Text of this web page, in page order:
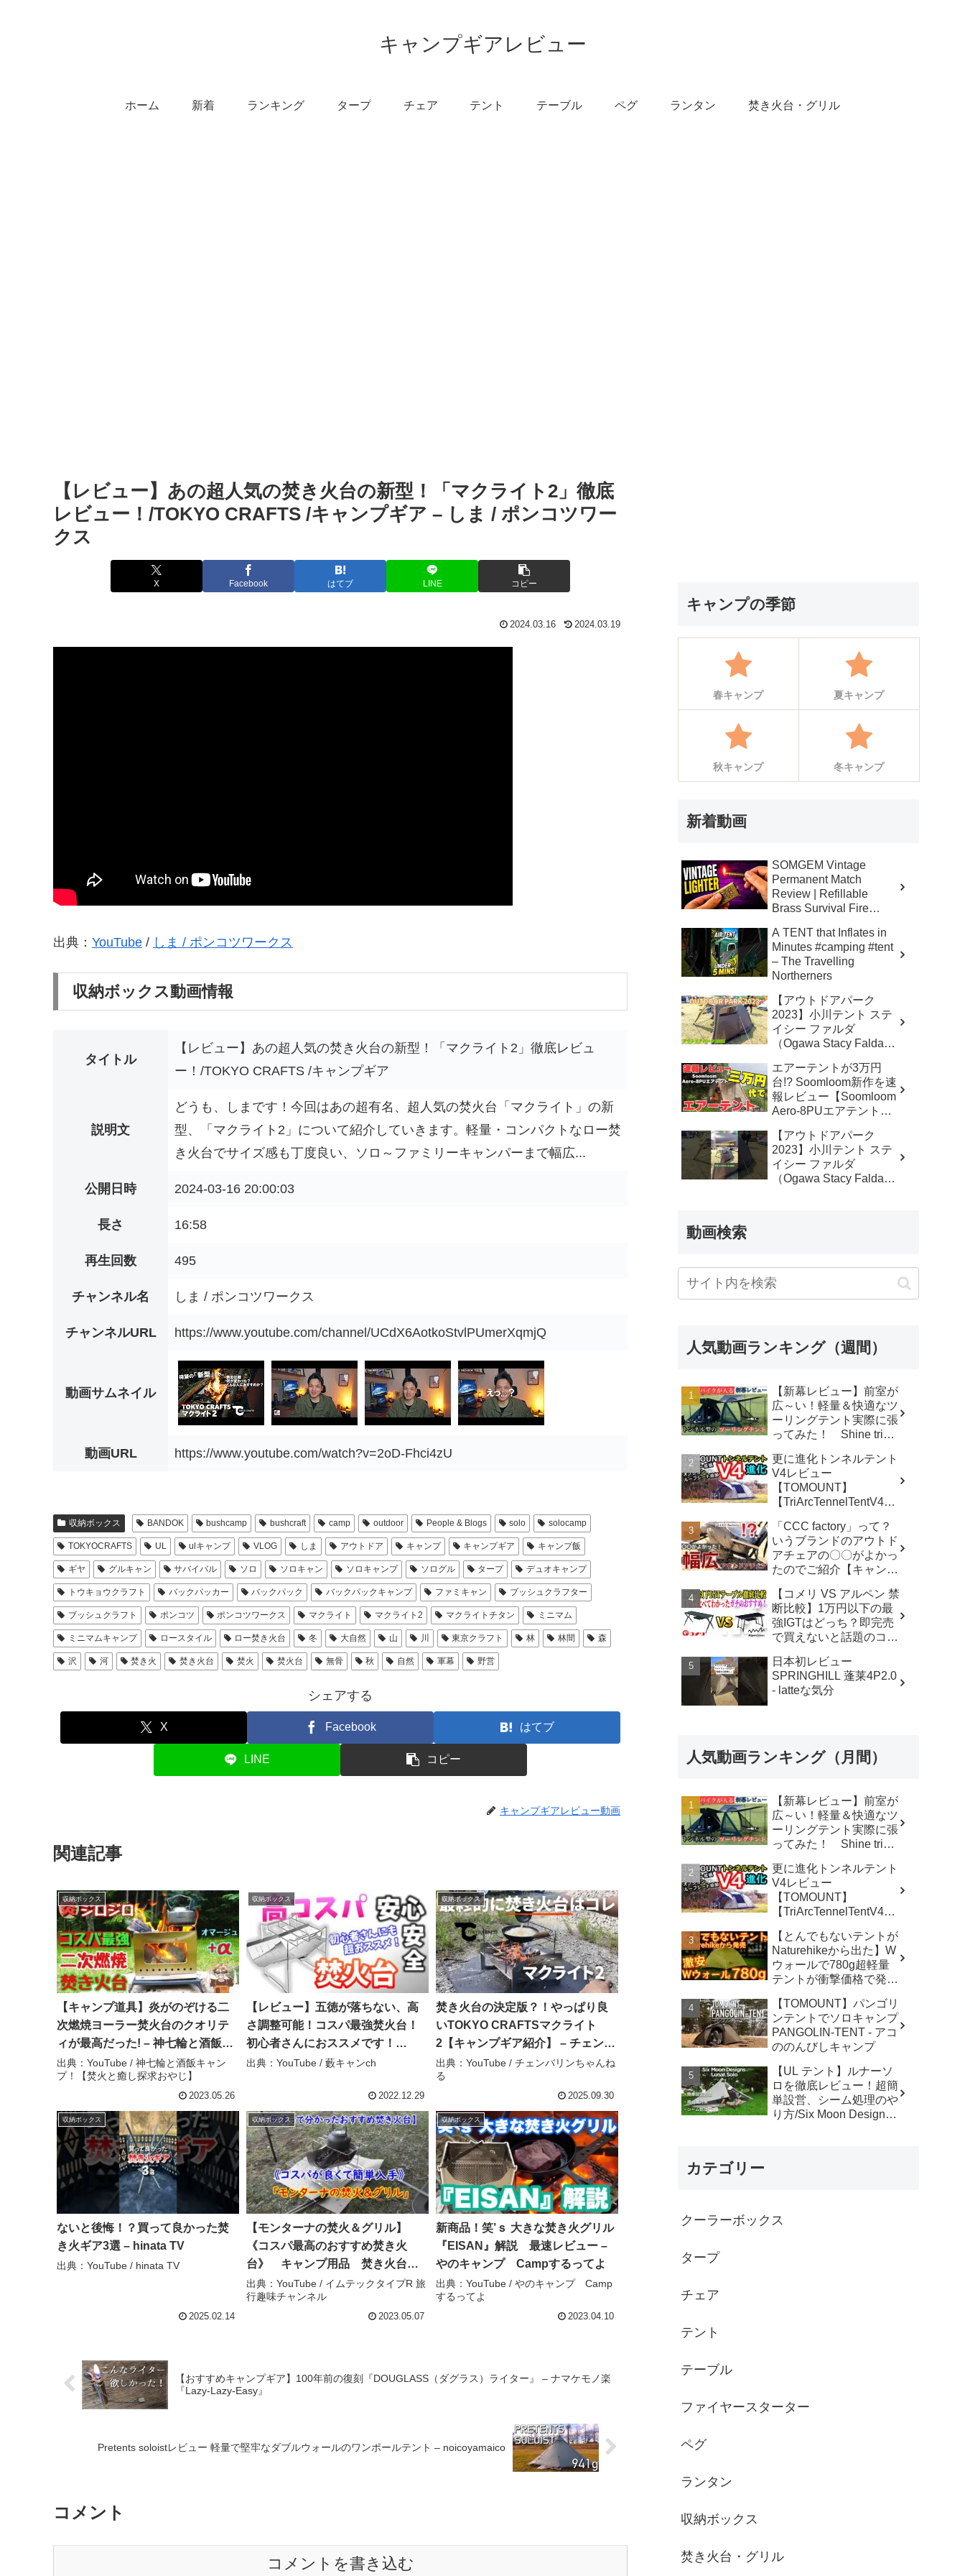
キャンプギアレビュー
ホーム 新着 ランキング タープ チェア テント テーブル ペグ ランタン 焚き火台・グリル
【レビュー】あの超人気の焚き火台の新型！「マクライト2」徹底
レビュー！/TOKYO CRAFTS /キャンプギア – しま / ポンコツワー
クス
X Facebook はてブ LINE コピー
2024.03.16 2024.03.19
出典： YouTube / しま / ポンコツワークス
収納ボックス動画情報
タイトル
【レビュー】あの超人気の焚き火台の新型！「マクライト2」徹底レビュ
ー！/TOKYO CRAFTS /キャンプギア
説明文
どうも、しまです！今回はあの超有名、超人気の焚火台「マクライト」の新
型、「マクライト2」について紹介していきます。軽量・コンパクトなロー焚
き火台でサイズ感も丁度良い、ソロ～ファミリーキャンパーまで幅広...
公開日時 2024-03-16 20:00:03
長さ 16:58
再生回数 495
チャンネル名 しま / ポンコツワークス
チャンネルURL https://www.youtube.com/channel/UCdX6AotkoStvlPUmerXqmjQ
動画サムネイル
動画URL https://www.youtube.com/watch?v=2oD-Fhci4zU
収納ボックス BANDOK bushcamp bushcraft camp outdoor People & Blogs solo solocamp
TOKYOCRAFTS UL ulキャンプ VLOG しま アウトドア キャンプ キャンプギア キャンプ飯
ギヤ グルキャン サバイバル ソロ ソロキャン ソロキャンプ ソログル タープ デュオキャンプ
トウキョウクラフト バックパッカー バックパック バックパックキャンプ ファミキャン ブッシュクラフター
ブッシュクラフト ポンコツ ポンコツワークス マクライト マクライト2 マクライトチタン ミニマム
ミニマムキャンプ ロースタイル ロー焚き火台 冬 大自然 山 川 東京クラフト 林 林間 森
沢 河 焚き火 焚き火台 焚火 焚火台 無骨 秋 自然 軍幕 野営
シェアする
X Facebook はてブ
LINE コピー
キャンプギアレビュー動画
関連記事
収納ボックス
【キャンプ道具】炎がのぞける二
次燃焼ヨーラー焚火台のクオリテ
ィが最高だった! – 神七輪と酒飯キ
ャンプ！【焚火と癒し探求おや
じ】
出典：YouTube / 神七輪と酒飯キャン
プ！【焚火と癒し探求おやじ】
2023.05.26
収納ボックス
【レビュー】五徳が落ちない、高
さ調整可能！コスパ最強焚火台！
初心者さんにおススメです！
【wolfyok outdoors】 – 藪キャン
出典：YouTube / 藪キャンch
2022.12.29
収納ボックス
焚き火台の決定版？！やっぱり良
いTOKYO CRAFTSマクライト
2【キャンプギア紹介】 – チェンバ
リンちゃんねる
出典：YouTube / チェンバリンちゃんね
る
2025.09.30
収納ボックス
ないと後悔！？買って良かった焚
き火ギア3選 – hinata TV
出典：YouTube / hinata TV
2025.02.14
収納ボックス
【モンターナの焚火＆グリル】
《コスパ最高のおすすめ焚き火
台》 キャンプ用品 焚き火台
モンターナ キャンプ飯 – イムテ
ックタイプR 旅行趣味チャンネル
出典：YouTube / イムテックタイプR 旅
行趣味チャンネル
2023.05.07
収納ボックス
新商品！笑’ｓ 大きな焚き火グリル
『EISAN』解説 最速レビュー –
やのキャンプ Campするってよ
出典：YouTube / やのキャンプ Camp
するってよ
2023.04.10
【おすすめキャンプギア】100年前の復刻『DOUGLASS（ダグラス）ライター』 – ナマケモノ楽
『Lazy-Lazy-Easy』
Pretents soloistレビュー 軽量で堅牢なダブルウォールのワンポールテント – noicoyamaico
コメント
コメントを書き込む
キャンプの季節
春キャンプ 夏キャンプ
秋キャンプ 冬キャンプ
新着動画
SOMGEM Vintage
Permanent Match
Review | Refillable
Brass Survival Fire
Honest Reviews
A TENT that Inflates in
Minutes #camping #tent
– The Travelling
Northerners
【アウトドアパーク
2023】小川テント ステ
イシー ファルダ
（Ogawa Stacy Falda）
akoakoa
エアーテントが3万円
台!? Soomloom新作を速
報レビュー【Soomloom
Aero-8PUエアテント】
ロキャンプで焚き火とラ
ンタン】
【アウトドアパーク
2023】小川テント ステ
イシー ファルダ
（Ogawa Stacy Falda）
動画検索
人気動画ランキング（週間）
【新幕レビュー】前室が
広～い！軽量＆快適なツ
ーリングテント実際に張
ってみた！ Shine trip
な気分
更に進化トンネルテント
V4レビュー
【TOMOUNT】
【TriArcTennelTentV4】
カ】
「CCC factory」って？
いうブランドのアウトド
アチェアの〇〇がよかっ
たのでご紹介【キャンプ
プ
【コメリ VS アルペン 禁
断比較】1万円以下の最
強IGTはどっち？即完売
で買えないと話題のコメ
ー！【アウトドアシステ
ムテーブル VS アルミユ
ニットテーブル】 - ヤミ
日本初レビュー
SPRINGHILL 蓬莱4P2.0
- latteな気分
人気動画ランキング（月間）
【新幕レビュー】前室が
広～い！軽量＆快適なツ
ーリングテント実際に張
ってみた！ Shine trip
な気分
更に進化トンネルテント
V4レビュー
【TOMOUNT】
【TriArcTennelTentV4】
カ】
【とんでもないテントが
Naturehikeから出た】W
ウォールで780g超軽量
テントが衝撃価格で発売
解説の保存版【ULギ
ア】【キャンプ道具】
【アウトドア】#855 -
Hurricane Camp / ハリケ
ーンキャンプ
【TOMOUNT】パンゴリ
ンテントでソロキャンプ
PANGOLIN-TENT - アコ
ののんびしキャンプ
【UL テント】ルナーソ
ロを徹底レビュー！超簡
単設営、シーム処理のや
り方/Six Moon Designs
カテゴリー
クーラーボックス
タープ
チェア
テント
テーブル
ファイヤースターター
ペグ
ランタン
収納ボックス
焚き火台・グリル